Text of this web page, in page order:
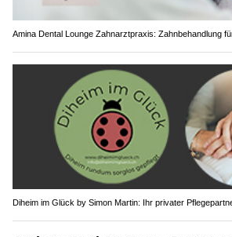
Amina Dental Lounge Zahnarztpraxis: Zahnbehandlung
Diheim im Glück by Simon Martin: Ihr privater